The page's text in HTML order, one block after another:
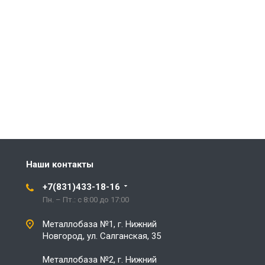
Наши контакты
+7(831)433-18-16
Пн. – Пт.: с 8:00 до 17:00
Металлобаза №1, г. Нижний
Новгород, ул. Салганская, 35
Металлобаза №2, г. Нижний